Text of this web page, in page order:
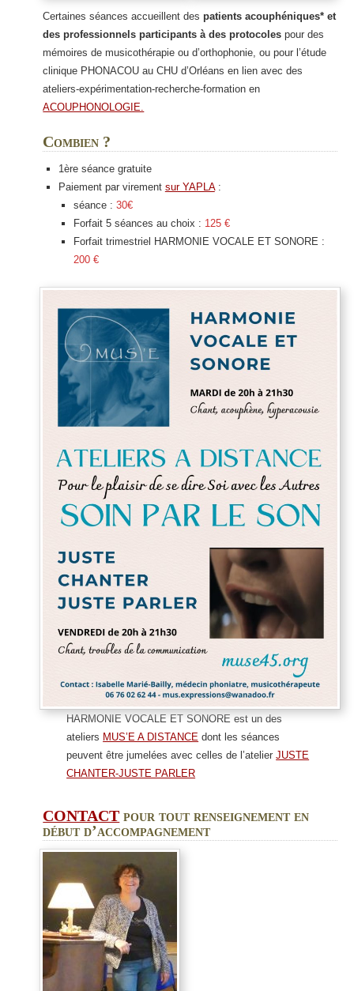
Certaines séances accueillent des patients acouphéniques* et
des professionnels participants à des protocolespour des
mémoires de musicothérapie ou d’orthophonie, ou pour l’étude
clinique PHONACOU au CHU d’Orléans en lien avec des
ateliers-expérimentation-recherche-formation en
ACOUPHONOLOGIE.
Combien ?
1ère séance gratuite
Paiement par virement sur YAPLA:
séance :30€
Forfait 5 séances au choix : 125 €
Forfait trimestriel HARMONIE VOCALE ET SONORE :
200 €
HARMONIE VOCALE ET SONORE est un des
ateliers MUS’E A DISTANCE dont les séances
peuvent être jumelées avec celles de l’atelierJUSTE
CHANTER-JUSTE PARLER
CONTACT pour tout renseignement en
début d’accompagnement